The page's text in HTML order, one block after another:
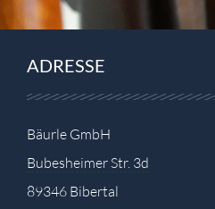
ADRESSE
Bäurle GmbH
Bubesheimer Str. 3d
89346 Bibertal